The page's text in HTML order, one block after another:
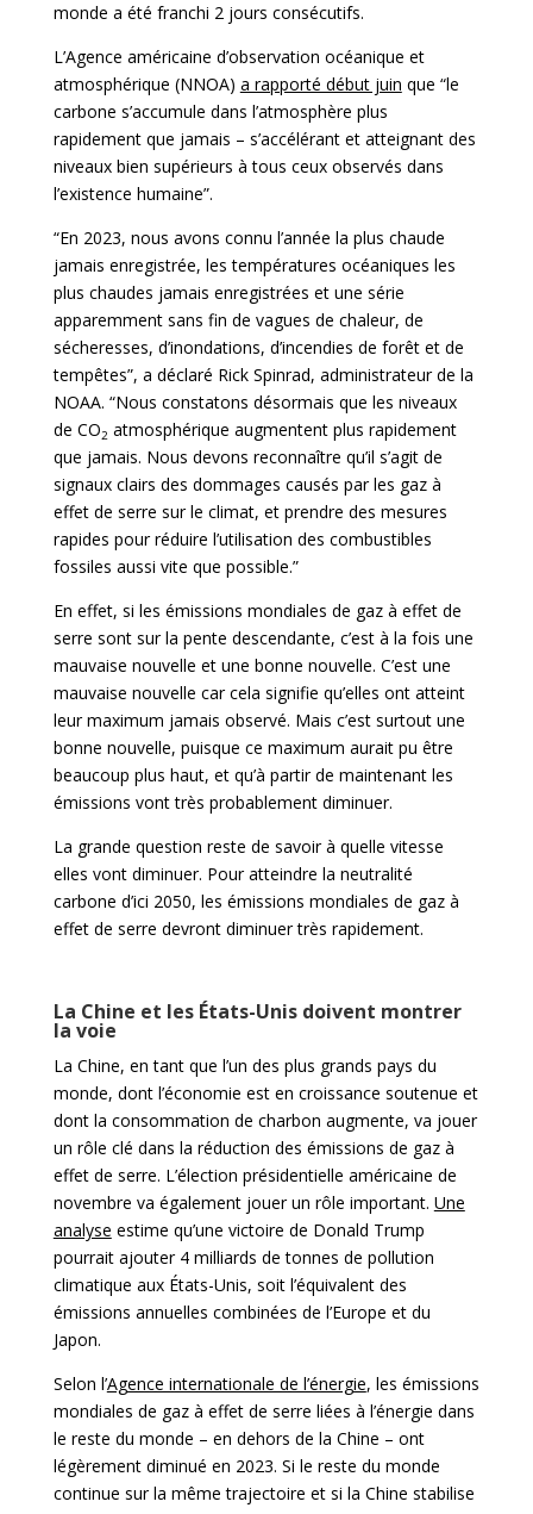
monde a été franchi 2 jours consécutifs.
L’Agence américaine d’observation océanique et
atmosphérique (NNOA) a rapporté début juin que “le
carbone s’accumule dans l’atmosphère plus
rapidement que jamais – s’accélérant et atteignant des
niveaux bien supérieurs à tous ceux observés dans
l’existence humaine”.
“En 2023, nous avons connu l’année la plus chaude
jamais enregistrée, les températures océaniques les
plus chaudes jamais enregistrées et une série
apparemment sans fin de vagues de chaleur, de
sécheresses, d’inondations, d’incendies de forêt et de
tempêtes”, a déclaré Rick Spinrad, administrateur de la
NOAA. “Nous constatons désormais que les niveaux
de CO2 atmosphérique augmentent plus rapidement
que jamais. Nous devons reconnaître qu’il s’agit de
signaux clairs des dommages causés par les gaz à
effet de serre sur le climat, et prendre des mesures
rapides pour réduire l’utilisation des combustibles
fossiles aussi vite que possible.”
En effet, si les émissions mondiales de gaz à effet de
serre sont sur la pente descendante, c’est à la fois une
mauvaise nouvelle et une bonne nouvelle. C’est une
mauvaise nouvelle car cela signifie qu’elles ont atteint
leur maximum jamais observé. Mais c’est surtout une
bonne nouvelle, puisque ce maximum aurait pu être
beaucoup plus haut, et qu’à partir de maintenant les
émissions vont très probablement diminuer.
La grande question reste de savoir à quelle vitesse
elles vont diminuer. Pour atteindre la neutralité
carbone d’ici 2050, les émissions mondiales de gaz à
effet de serre devront diminuer très rapidement.
La Chine et les États-Unis doivent montrer
la voie
La Chine, en tant que l’un des plus grands pays du
monde, dont l’économie est en croissance soutenue et
dont la consommation de charbon augmente, va jouer
un rôle clé dans la réduction des émissions de gaz à
effet de serre. L’élection présidentielle américaine de
novembre va également jouer un rôle important. Une
analyse estime qu’une victoire de Donald Trump
pourrait ajouter 4 milliards de tonnes de pollution
climatique aux États-Unis, soit l’équivalent des
émissions annuelles combinées de l’Europe et du
Japon.
Selon l’Agence internationale de l’énergie, les émissions
mondiales de gaz à effet de serre liées à l’énergie dans
le reste du monde – en dehors de la Chine – ont
légèrement diminué en 2023. Si le reste du monde
continue sur la même trajectoire et si la Chine stabilise